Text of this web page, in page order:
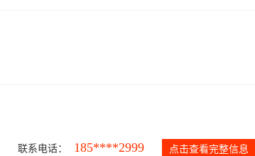
联系电话： 185****2999 点击查看完整信息